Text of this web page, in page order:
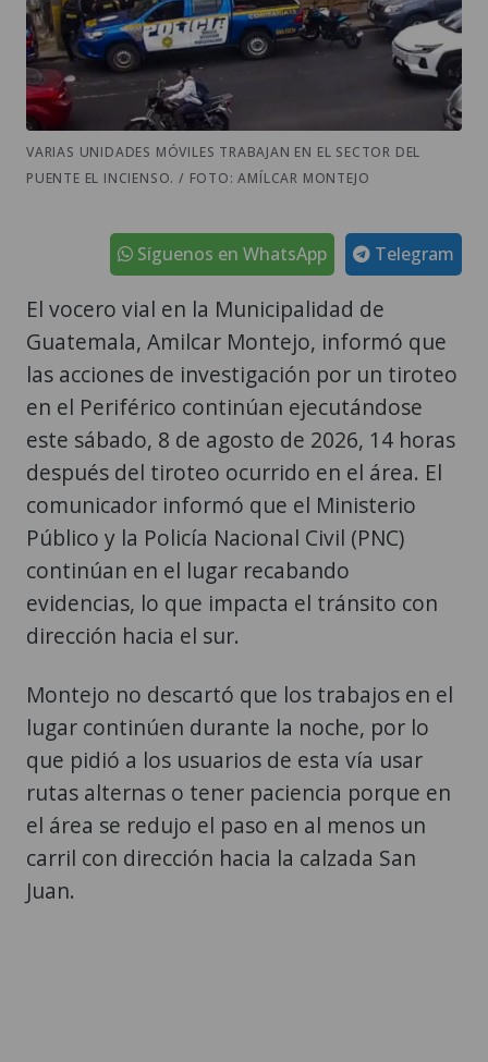
VARIAS UNIDADES MÓVILES TRABAJAN EN EL SECTOR DEL
PUENTE EL INCIENSO. / FOTO: AMÍLCAR MONTEJO
Telegram
Síguenos en WhatsApp
El vocero vial en la Municipalidad de
Guatemala, Amilcar Montejo, informó que
las acciones de investigación por un tiroteo
en el Periférico continúan ejecutándose
este sábado, 8 de agosto de 2026, 14 horas
después del tiroteo ocurrido en el área. El
comunicador informó que el Ministerio
Público y la Policía Nacional Civil (PNC)
continúan en el lugar recabando
evidencias, lo que impacta el tránsito con
dirección hacia el sur.
Montejo no descartó que los trabajos en el
lugar continúen durante la noche, por lo
que pidió a los usuarios de esta vía usar
rutas alternas o tener paciencia porque en
el área se redujo el paso en al menos un
carril con dirección hacia la calzada San
Juan.